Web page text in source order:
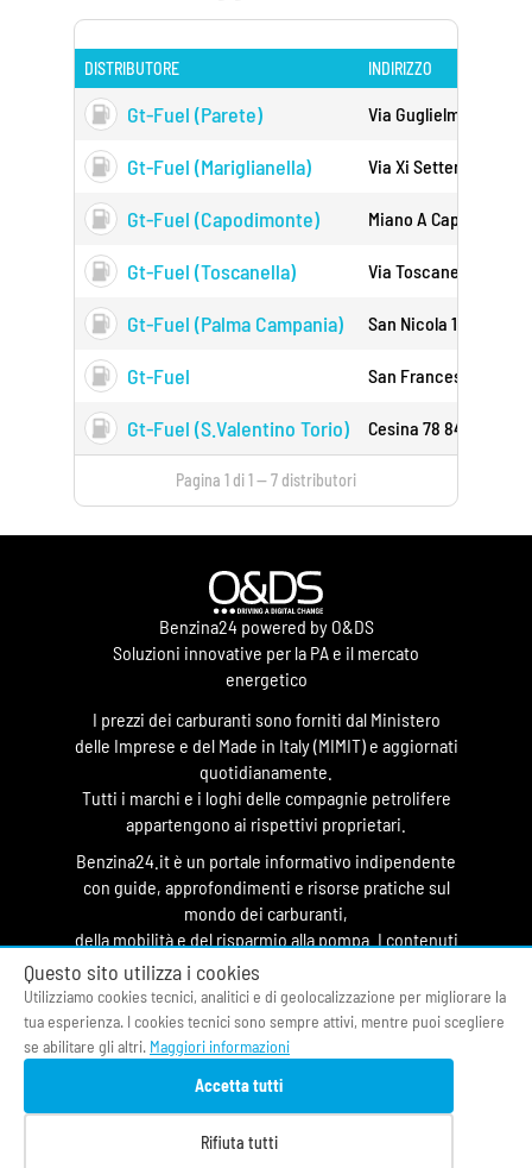
DISTRIBUTORE INDIRIZZO
Gt-Fuel (parete) Via Guglielmo
Gt-Fuel (mariglianella) Via Xi Settembre
Gt-Fuel (capodimonte) Miano A
Gt-Fuel (toscanella) Via Toscanella 87
Gt-Fuel (palma Campania) San Nicola 151 80036
Gt-Fuel San Francesco A
Gt-Fuel (s.valentino Torio) Cesina 78 84010
Pagina 1 di 1 — 7 distributori
Benzina24 powered by O&DS
Soluzioni innovative per la PA e il mercato
energetico
I prezzi dei carburanti sono forniti dal Ministero
delle Imprese e del Made in Italy (MIMIT) e aggiornati
quotidianamente.
Tutti i marchi e i loghi delle compagnie petrolifere
appartengono ai rispettivi proprietari.
Benzina24.it è un portale informativo indipendente
con guide, approfondimenti e risorse pratiche sul
mondo dei carburanti,
della mobilità e del risparmio alla pompa. I contenuti
hanno finalità divulgativa e non costituiscono
testata giornalistica.
© 2026 O&DS S.r.l.
CF & P.IVA 05058400964
Cookie Policy
Contatti|Fonti|Chi siamo
Prezzi benzina oggi|Osservatorio Carburanti
Questo sito utilizza i cookies
Utilizziamo cookies tecnici, analitici e di geolocalizzazione per migliorare la
tua esperienza. I cookies tecnici sono sempre attivi, mentre puoi scegliere
se abilitare gli altri. Maggiori informazioni
Accetta tutti
Rifiuta tutti